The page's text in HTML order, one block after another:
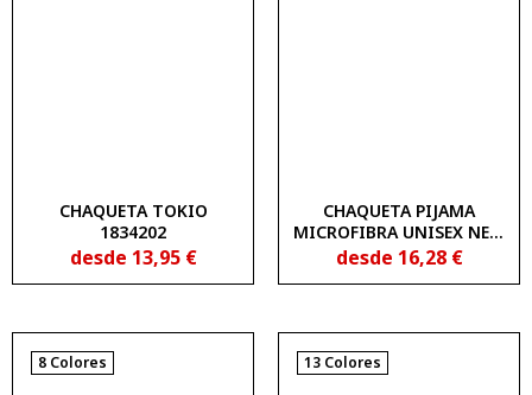
CHAQUETA TOKIO
1834202
desde 13,95 €
CHAQUETA PIJAMA
MICROFIBRA UNISEX NEW
WAVE UNIMUR COLORS
1833160
desde 16,28 €
8 Colores 13 Colores